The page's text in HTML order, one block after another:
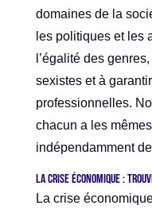
domaines de la
les politiques et les
l’égalité des
sexistes et à
professionnelles.
chacun a les
indépendamment
La crise économique :
La crise